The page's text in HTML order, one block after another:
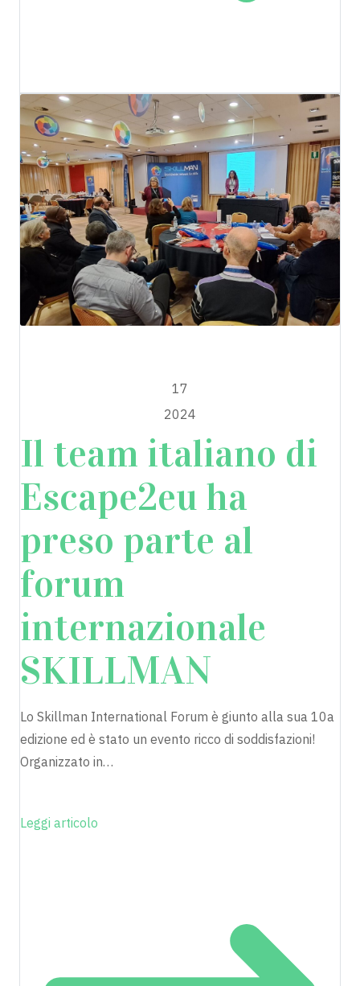
17
2024
Il team italiano di
Escape2eu ha
preso parte al
forum
internazionale
SKILLMAN
Lo Skillman International Forum è giunto alla sua 10a
edizione ed è stato un evento ricco di soddisfazioni!
Organizzato in…
Leggi articolo